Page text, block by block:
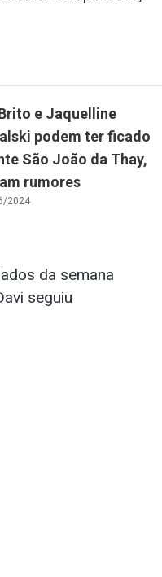
e Jaquelline
podem ter ficado
São João da Thay,
rumores
2024
da semana
seguiu